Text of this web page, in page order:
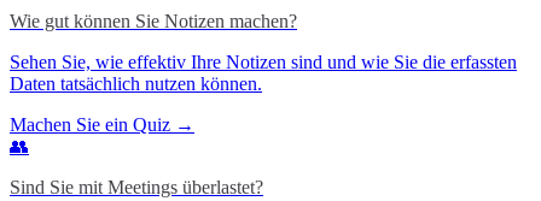
Wie gut können Sie Notizen machen?
Sehen Sie, wie effektiv Ihre Notizen sind und wie Sie die erfassten
Daten tatsächlich nutzen können.
Machen Sie ein Quiz →
👥
Sind Sie mit Meetings überlastet?